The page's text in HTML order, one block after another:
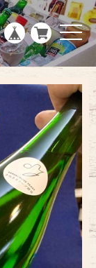
t
o
g
g
e
n
a
v
i
g
a
t
i
n
g
l
e
n
a
v
i
a
t
i
o
n